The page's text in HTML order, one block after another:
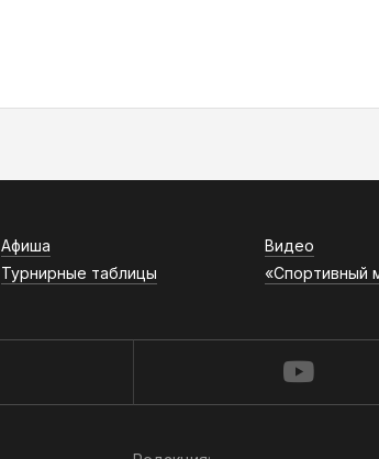
Афиша Видео
Турнирные таблицы «Спортивный